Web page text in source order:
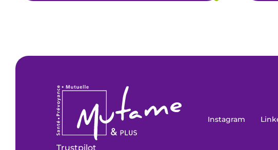
Trustpilot
Instagram